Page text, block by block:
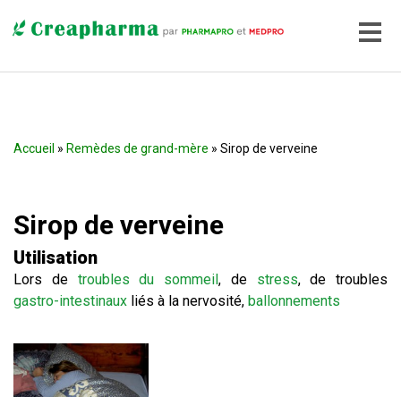
Accueil » Remèdes de grand-mère » Sirop de verveine
Sirop de verveine
Utilisation
Lors de troubles du sommeil, de stress, de troubles
gastro-intestinaux liés à la nervosité, ballonnements